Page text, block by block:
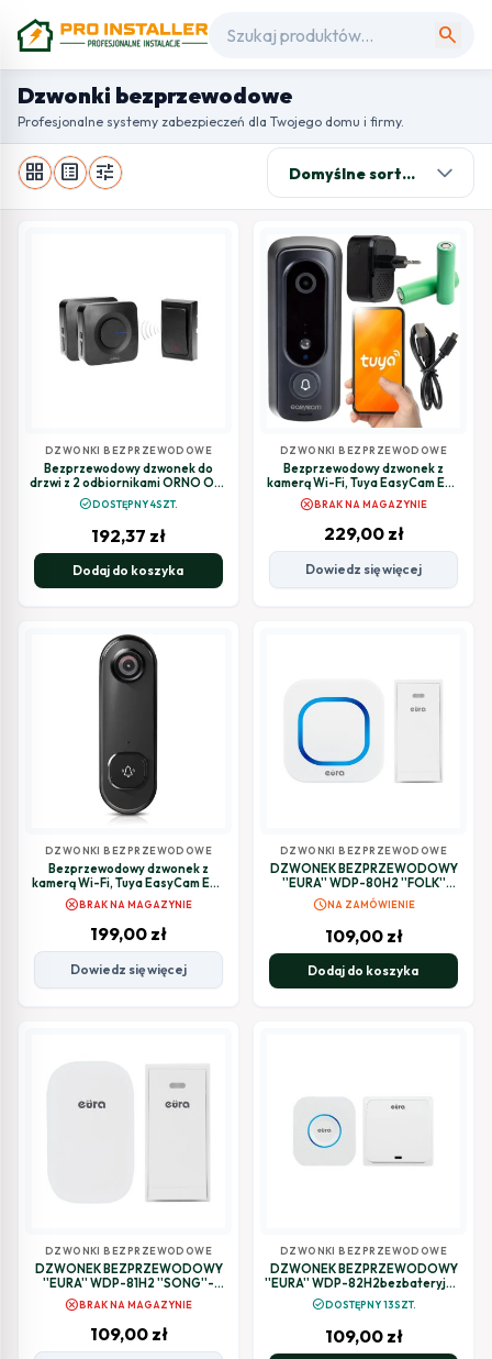
search
Dzwonki bezprzewodowe
Profesjonalne systemy zabezpieczeń dla Twojego domu i firmy.
grid_view list_alt tune
DZWONKI BEZPRZEWODOWE
Bezprzewodowy dzwonek do
drzwi z 2 odbiornikami ORNO OR-
check_circleDOSTĘPNY 4SZT.
192,37 zł
Dodaj do koszyka
DZWONKI BEZPRZEWODOWE
Bezprzewodowy dzwonek z
kamerą Wi-Fi, Tuya EasyCam EC-
cancelBRAK NA MAGAZYNIE
229,00 zł
Dowiedz się więcej
DZWONKI BEZPRZEWODOWE
Bezprzewodowy dzwonek z
kamerą Wi-Fi, Tuya EasyCam EC-
cancelBRAK NA MAGAZYNIE
199,00 zł
Dowiedz się więcej
DZWONKI BEZPRZEWODOWE
DZWONEK BEZPRZEWODOWY
''EURA'' WDP-80H2 ''FOLK''
bezbateryjny, przycisk
(kinetyczny), możliwość
scheduleNA ZAMÓWIENIE
109,00 zł
Dodaj do koszyka
DZWONKI BEZPRZEWODOWE
DZWONEK BEZPRZEWODOWY
''EURA'' WDP-81H2 ''SONG''-
bezbateryjny, przycisk
(kinetyczny), możliwość
rozbudowy
cancelBRAK NA MAGAZYNIE
109,00 zł
DZWONKI BEZPRZEWODOWE
DZWONEK BEZPRZEWODOWY
''EURA'' WDP-82H2bezbateryjny,
przycisk (kinetyczny), możliwość
rozbudowy
check_circleDOSTĘPNY 13SZT.
109,00 zł